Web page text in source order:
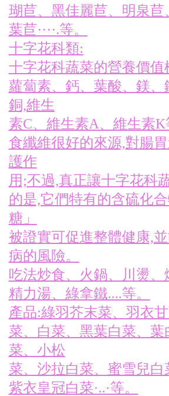
瑚苣、黑佳麗苣、明泉苣
葉苣····.等。
十字花科類:
十字花科蔬菜的營養價值
蘿蔔素、鈣、葉酸、鎂、
銅,維生
素C、維生素A、維生素
食纖維很好的來源,對腸
護作
用;不過,真正讓十字花科
的是,它們特有的含硫化
糖」
被證實可促進整體健康,
病的風險。
吃法炒食、火鍋、川燙、
精力湯、綠拿鐵....等。
產品:綠羽芥末菜、羽衣
菜、白菜、黑葉白菜、葉
菜、小松
菜、沙拉白菜、蜜雪兒白
紫衣皇冠白菜·..·等。